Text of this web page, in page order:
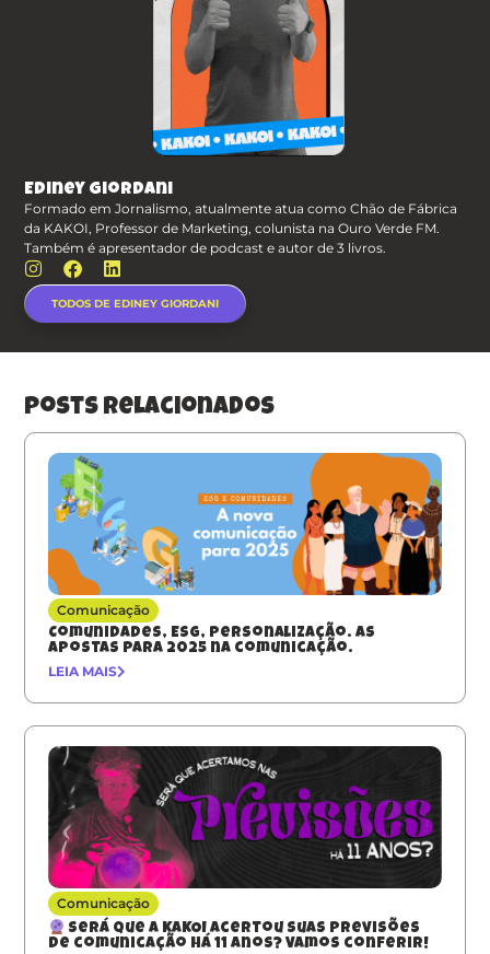
Ediney Giordani
Formado em Jornalismo, atualmente atua como Chão de Fábrica
da KAKOI, Professor de Marketing, colunista na Ouro Verde FM.
Também é apresentador de podcast e autor de 3 livros.
TODOS DE EDINEY GIORDANI
posts relacionados
Comunicação
Comunidades, ESG, Personalização. As
apostas para 2025 na comunicação.
LEIA MAIS
Comunicação
Será que a KAKOI acertou suas previsões
de comunicação há 11 anos? Vamos conferir!